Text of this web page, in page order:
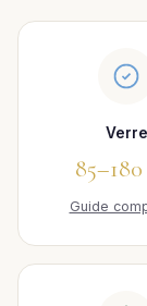
Verre
85–180
Guide